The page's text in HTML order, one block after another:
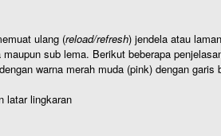
ulang (reload/refresh) jendela atau
sub lema. Berikut beberapa
warna merah muda (pink) dengan
latar lingkaran